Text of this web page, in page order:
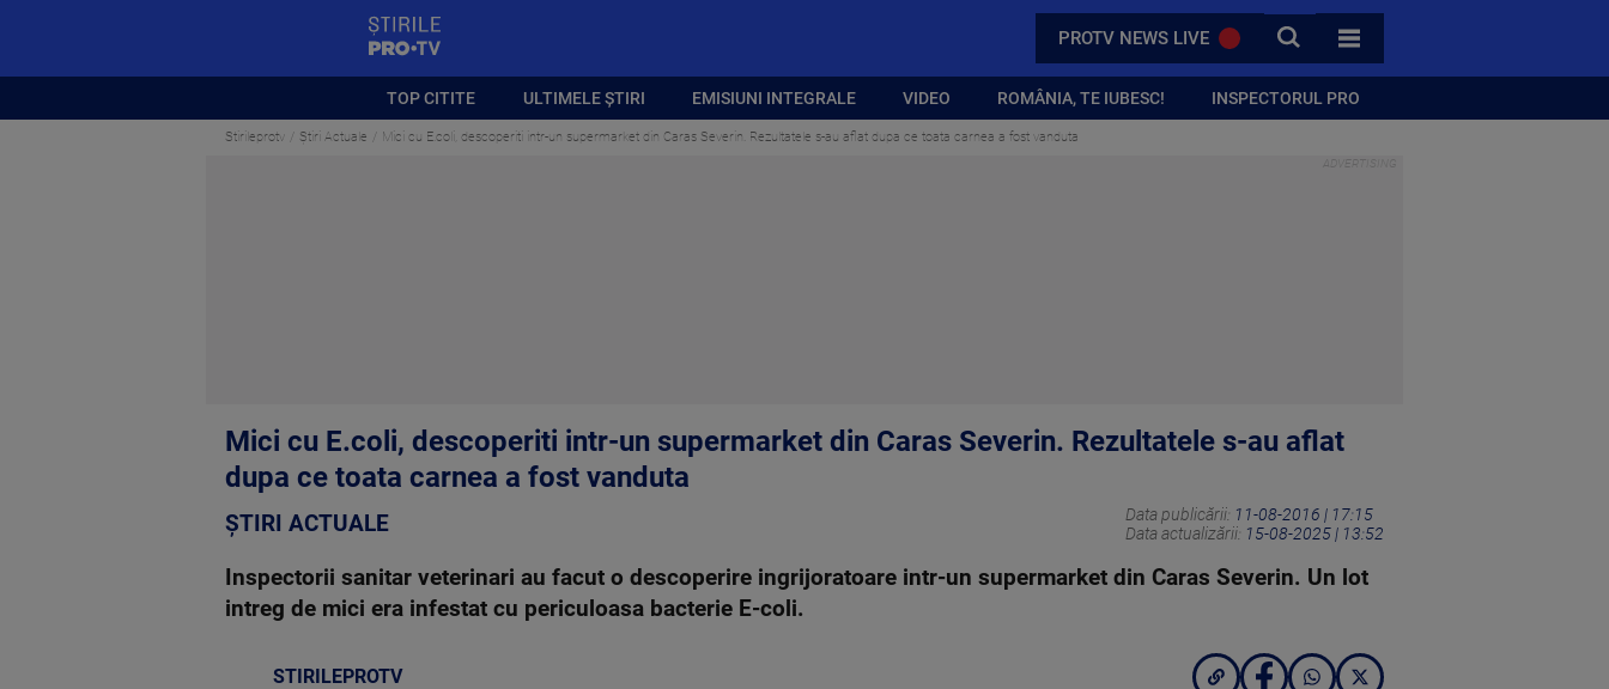
PROTV NEWS LIVE CAUTA
TOATE CATEGORIILE
TOP CITITE ULTIMELE ȘTIRI EMISIUNI INTEGRALE VIDEO ROMÂNIA, TE IUBESC! INSPECTORUL PRO
Stirileprotv Știri Actuale Mici cu E.coli, descoperiti intr-un supermarket din Caras Severin. Rezultatele s-au aflat dupa ce toata carnea a fost vanduta
Mici cu E.coli, descoperiti intr-un supermarket din Caras Severin. Rezultatele s-au aflat
dupa ce toata carnea a fost vanduta
ȘTIRI ACTUALE Data publicării: 11-08-2016 | 17:15
Data actualizării: 15-08-2025 | 13:52
Inspectorii sanitar veterinari au facut o descoperire ingrijoratoare intr-un supermarket din Caras Severin. Un lot
intreg de mici era infestat cu periculoasa bacterie E-coli.
STIRILEPROTV